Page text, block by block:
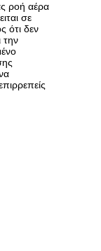
ροή αέρα
σε
ότι δεν
την